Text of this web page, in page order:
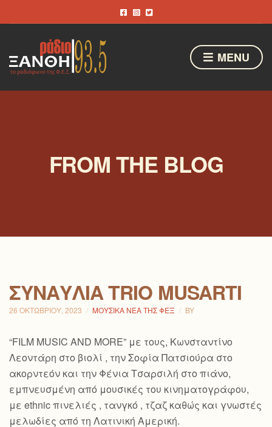
MENU
FROM THE BLOG
ΣΥΝΑΥΛΊΑ TRIO MUSARTI
26 ΟΚΤΩΒΡΊΟΥ, 2023 ΜΟΥΣΙΚΆ ΝΈΑ ΤΗΣ ΦΕΞ BY
“FILM MUSIC AND MORE” με τους, Κωνσταντίνο
Λεοντάρη στο βιολί , την Σοφία Πατσιούρα στο
ακορντεόν και την Φένια Τσαρσιλή στο πιάνο,
εμπνευσμένη από μουσικές του κινηματογράφου,
με ethnic πινελιές , τανγκό , τζαζ καθώς και γνωστές
μελωδίες από τη Λατινική Αμερική.